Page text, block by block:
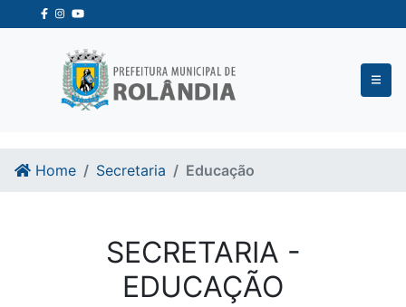
Ir para o conteudo
Ir para o fim do conteudo
Home Secretaria Educação
SECRETARIA -
EDUCAÇÃO